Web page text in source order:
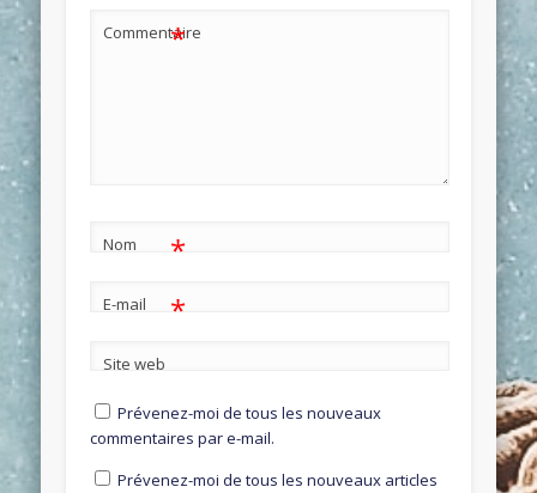
Commentaire
*
Nom *
E-mail *
Site web
Prévenez-moi de tous les nouveaux
commentaires par e-mail.
Prévenez-moi de tous les nouveaux articles